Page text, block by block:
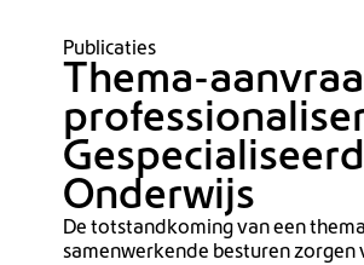
Publicaties
Thema-
Gespecialiseerd
Onderwijs
De totstandkoming van een
samenwerkende besturen zorgen